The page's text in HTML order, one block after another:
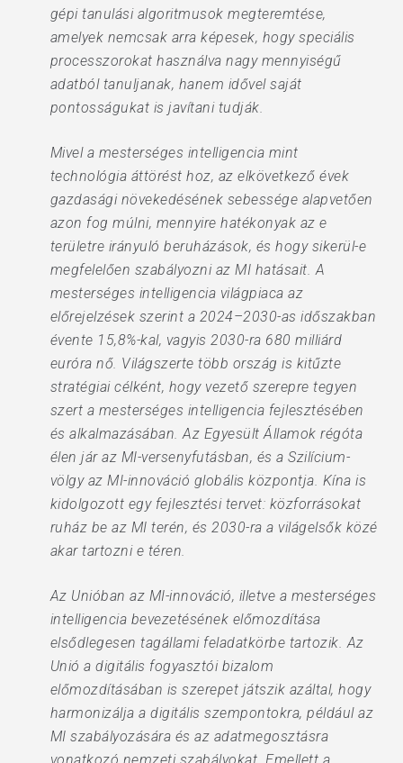
gépi tanulási algoritmusok megteremtése,
amelyek nemcsak arra képesek, hogy speciális
processzorokat használva nagy mennyiségű
adatból tanuljanak, hanem idővel saját
pontosságukat is javítani tudják.
Mivel a mesterséges intelligencia mint
technológia áttörést hoz, az elkövetkező évek
gazdasági növekedésének sebessége alapvetően
azon fog múlni, mennyire hatékonyak az e
területre irányuló beruházások, és hogy sikerül-e
megfelelően szabályozni az MI hatásait. A
mesterséges intelligencia világpiaca az
előrejelzések szerint a 2024–2030-as időszakban
évente 15,8%-kal, vagyis 2030-ra 680 milliárd
euróra nő. Világszerte több ország is kitűzte
stratégiai célként, hogy vezető szerepre tegyen
szert a mesterséges intelligencia fejlesztésében
és alkalmazásában. Az Egyesült Államok régóta
élen jár az MI-versenyfutásban, és a Szilícium-
völgy az MI-innováció globális központja. Kína is
kidolgozott egy fejlesztési tervet: közforrásokat
ruház be az MI terén, és 2030-ra a világelsők közé
akar tartozni e téren.
Az Unióban az MI-innováció, illetve a mesterséges
intelligencia bevezetésének előmozdítása
elsődlegesen tagállami feladatkörbe tartozik. Az
Unió a digitális fogyasztói bizalom
előmozdításában is szerepet játszik azáltal, hogy
harmonizálja a digitális szempontokra, például az
MI szabályozására és az adatmegosztásra